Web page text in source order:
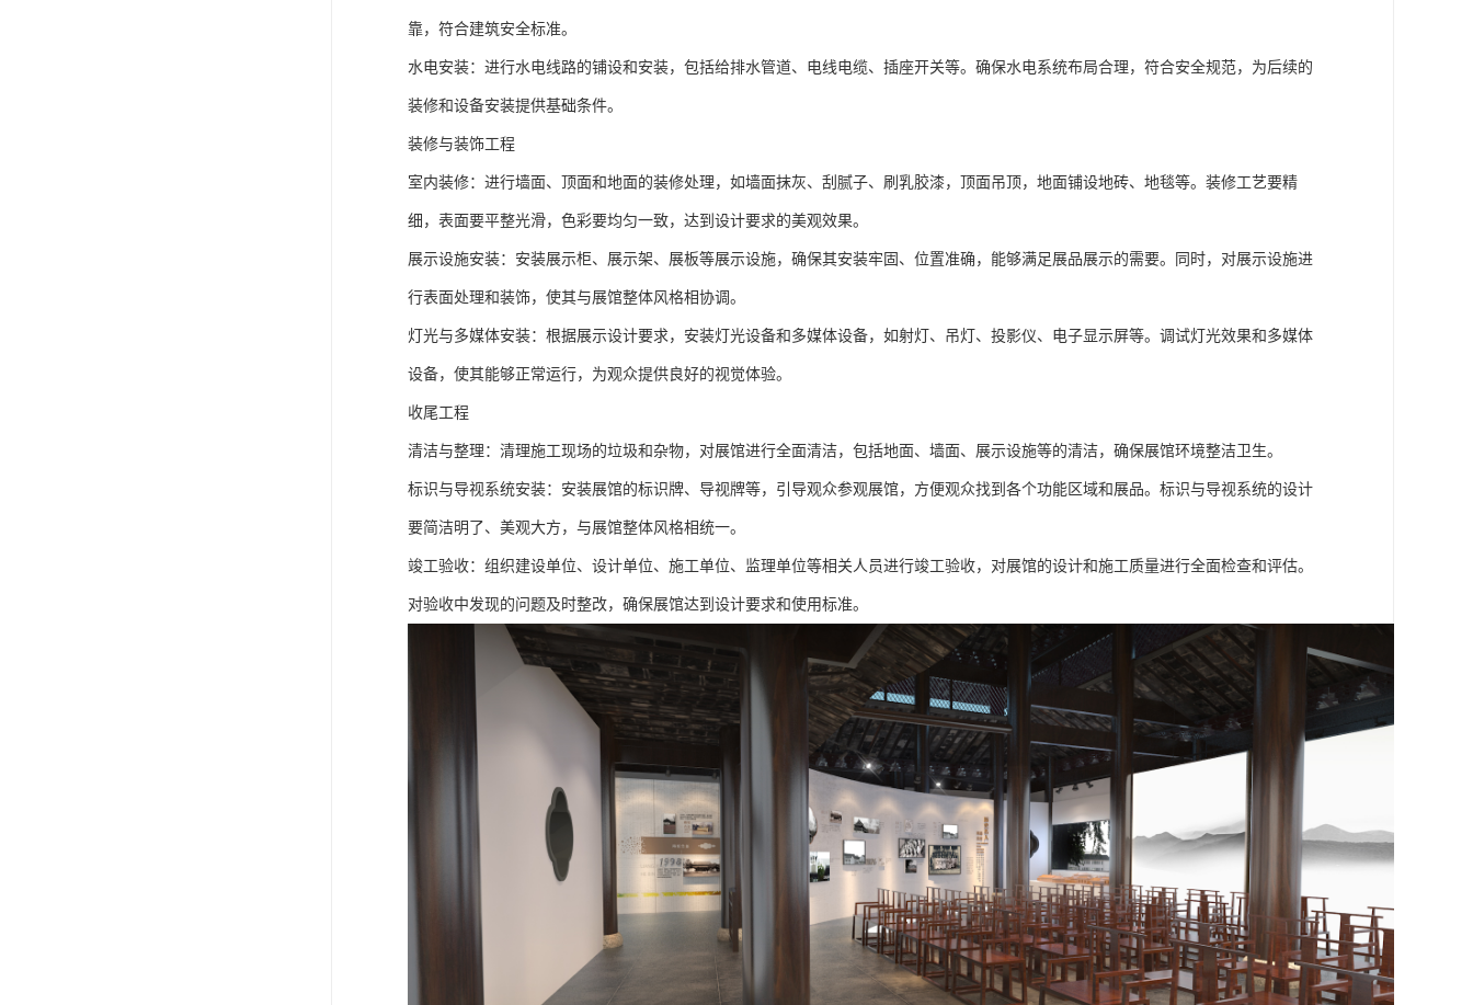
靠，符合建筑安全标准。
水电安装：进行水电线路的铺设和安装，包括给排水管道、电线电缆、插座开关等。确保水电系统布局合理，符合安全规范，为后续的
装修和设备安装提供基础条件。
装修与装饰工程
室内装修：进行墙面、顶面和地面的装修处理，如墙面抹灰、刮腻子、刷乳胶漆，顶面吊顶，地面铺设地砖、地毯等。装修工艺要精
细，表面要平整光滑，色彩要均匀一致，达到设计要求的美观效果。
展示设施安装：安装展示柜、展示架、展板等展示设施，确保其安装牢固、位置准确，能够满足展品展示的需要。同时，对展示设施进
行表面处理和装饰，使其与展馆整体风格相协调。
灯光与多媒体安装：根据展示设计要求，安装灯光设备和多媒体设备，如射灯、吊灯、投影仪、电子显示屏等。调试灯光效果和多媒体
设备，使其能够正常运行，为观众提供良好的视觉体验。
收尾工程
清洁与整理：清理施工现场的垃圾和杂物，对展馆进行全面清洁，包括地面、墙面、展示设施等的清洁，确保展馆环境整洁卫生。
标识与导视系统安装：安装展馆的标识牌、导视牌等，引导观众参观展馆，方便观众找到各个功能区域和展品。标识与导视系统的设计
要简洁明了、美观大方，与展馆整体风格相统一。
竣工验收：组织建设单位、设计单位、施工单位、监理单位等相关人员进行竣工验收，对展馆的设计和施工质量进行全面检查和评估。
对验收中发现的问题及时整改，确保展馆达到设计要求和使用标准。